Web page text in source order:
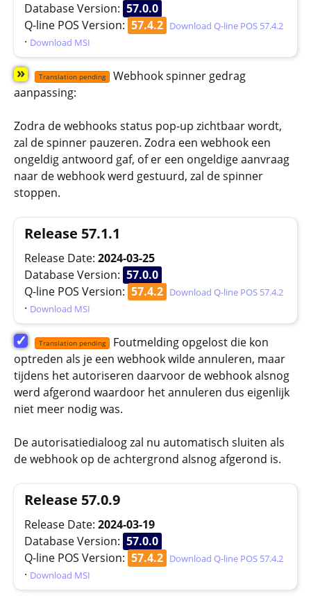
Database Version: 57.0.0
Q-line POS Version: 57.4.2 Download Q-line POS 57.4.2
· Download MSI
» Translation pending
Webhook spinner gedrag
aanpassing:
Zodra de webhooks status pop-up zichtbaar wordt,
zal de spinner pauzeren. Zodra een webhook een
ongeldig antwoord gaf, of er een ongeldige aanvraag
naar de webhook werd gestuurd, zal de spinner
stoppen.
Release 57.1.1
Release Date: 2024-03-25
Database Version: 57.0.0
Q-line POS Version: 57.4.2 Download Q-line POS 57.4.2
· Download MSI
✓ Translation pending
Foutmelding opgelost die kon
optreden als je een webhook wilde annuleren, maar
tijdens het autoriseren daarvoor de webhook alsnog
werd afgerond waardoor het annuleren dus eigenlijk
niet meer nodig was.
De autorisatiedialoog zal nu automatisch sluiten als
de webhook op de achtergrond alsnog afgerond is.
Release 57.0.9
Release Date: 2024-03-19
Database Version: 57.0.0
Q-line POS Version: 57.4.2 Download Q-line POS 57.4.2
· Download MSI